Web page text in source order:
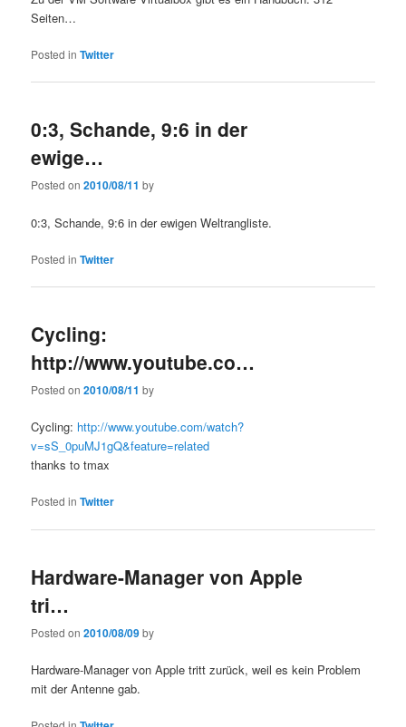
Seiten…
Posted in Twitter
0:3, Schande, 9:6 in der
ewige…
Posted on2010/08/11 by
0:3, Schande, 9:6 in der ewigen Weltrangliste.
Posted in Twitter
Cycling:
http://www.youtube.co…
Posted on2010/08/11 by
Cycling: http://www.youtube.com/watch?
v=sS_0puMJ1gQ&feature=related
thanks to tmax
Posted in Twitter
Hardware-Manager von Apple
tri…
Posted on2010/08/09by
Hardware-Manager von Apple tritt zurück, weil es kein Problem
mit der Antenne gab.